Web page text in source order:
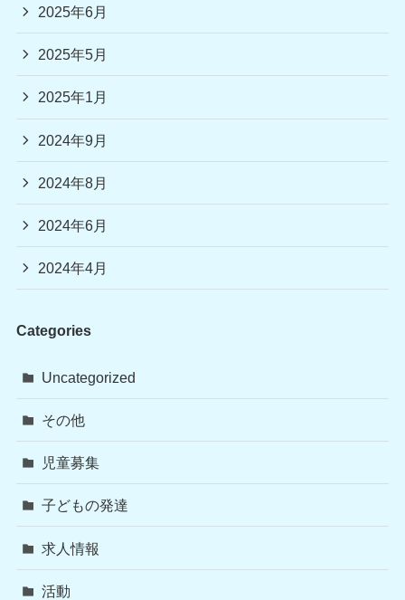
2025年6月
2025年5月
2025年1月
2024年9月
2024年8月
2024年6月
2024年4月
Categories
Uncategorized
その他
児童募集
子どもの発達
求人情報
活動